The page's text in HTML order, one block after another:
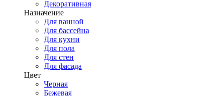
Декоративная
Назначение
Для ванной
Для бассейна
Для кухни
Для пола
Для стен
Для фасада
Цвет
Черная
Бежевая